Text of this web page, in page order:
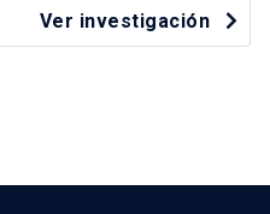
Ver investigación